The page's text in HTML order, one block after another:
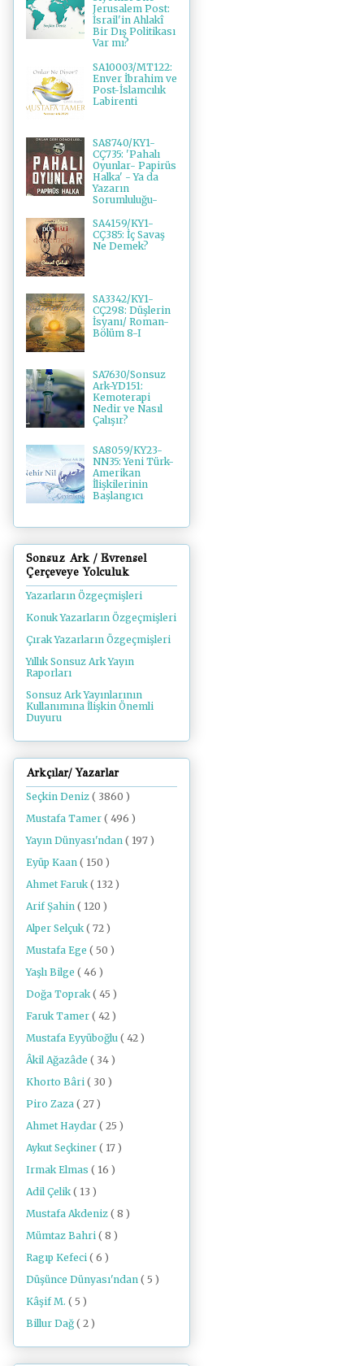
Jerusalem Post:
İsrail'in Ahlakî
Bir Dış Politikası
Var mı?
SA10003/MT122:
Enver İbrahim ve
Post-İslamcılık
Labirenti
SA8740/KY1-
CÇ735: 'Pahalı
Oyunlar- Papirüs
Halka' - Ya da
Yazarın
Sorumluluğu-
SA4159/KY1-
CÇ385: İç Savaş
Ne Demek?
SA3342/KY1-
CÇ298: Düşlerin
İsyanı/ Roman-
Bölüm 8-I
SA7630/Sonsuz
Ark-YD151:
Kemoterapi
Nedir ve Nasıl
Çalışır?
SA8059/KY23-
NN35: Yeni Türk-
Amerikan
İlişkilerinin
Başlangıcı
Sonsuz Ark / Evrensel
Çerçeveye Yolculuk
Yazarların Özgeçmişleri
Konuk Yazarların Özgeçmişleri
Çırak Yazarların Özgeçmişleri
Yıllık Sonsuz Ark Yayın
Raporları
Sonsuz Ark Yayınlarının
Kullanımına İlişkin Önemli
Duyuru
Arkçılar/ Yazarlar
Seçkin Deniz ( 3860 )
Mustafa Tamer ( 496 )
Yayın Dünyası'ndan ( 197 )
Eyüp Kaan ( 150 )
Ahmet Faruk ( 132 )
Arif Şahin ( 120 )
Alper Selçuk ( 72 )
Mustafa Ege ( 50 )
Yaşlı Bilge ( 46 )
Doğa Toprak ( 45 )
Faruk Tamer ( 42 )
Mustafa Eyyüboğlu ( 42 )
Âkil Ağazâde ( 34 )
Khorto Bâri ( 30 )
Piro Zaza ( 27 )
Ahmet Haydar ( 25 )
Aykut Seçkiner ( 17 )
Irmak Elmas ( 16 )
Adil Çelik ( 13 )
Mustafa Akdeniz ( 8 )
Mümtaz Bahri ( 8 )
Ragıp Kefeci ( 6 )
Düşünce Dünyası'ndan ( 5 )
Kâşif M. ( 5 )
Billur Dağ ( 2 )